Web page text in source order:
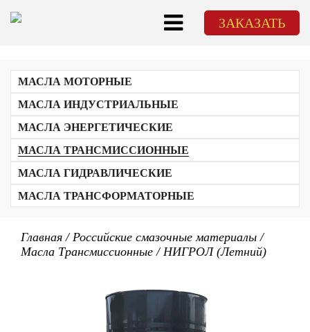
ЗАКАЗАТЬ
МАСЛА МОТОРНЫЕ
МАСЛА ИНДУСТРИАЛЬНЫЕ
МАСЛА ЭНЕРГЕТИЧЕСКИЕ
МАСЛА ТРАНСМИССИОННЫЕ
МАСЛА ГИДРАВЛИЧЕСКИЕ
МАСЛА ТРАНСФОРМАТОРНЫЕ
Главная /Российские смазочные материалы /
Масла Трансмиссионные /НИГРОЛ (Летний)